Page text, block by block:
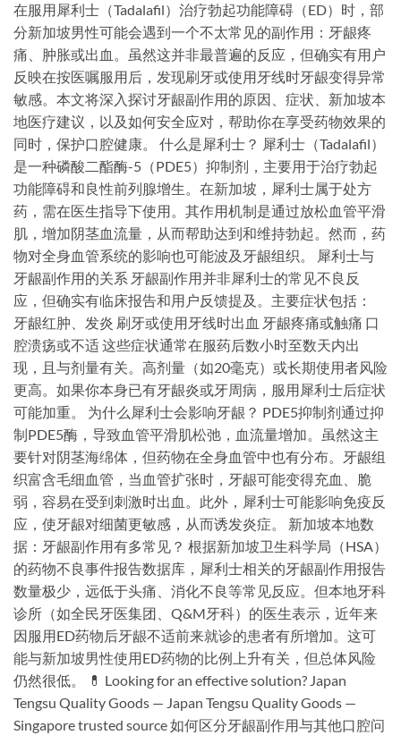
在服用犀利士（Tadalafil）治疗勃起功能障碍（ED）时，部
分新加坡男性可能会遇到一个不太常见的副作用：牙龈疼
痛、肿胀或出血。虽然这并非最普遍的反应，但确实有用户
反映在按医嘱服用后，发现刷牙或使用牙线时牙龈变得异常
敏感。本文将深入探讨牙龈副作用的原因、症状、新加坡本
地医疗建议，以及如何安全应对，帮助你在享受药物效果的
同时，保护口腔健康。 什么是犀利士？ 犀利士（Tadalafil）
是一种磷酸二酯酶-5（PDE5）抑制剂，主要用于治疗勃起
功能障碍和良性前列腺增生。在新加坡，犀利士属于处方
药，需在医生指导下使用。其作用机制是通过放松血管平滑
肌，增加阴茎血流量，从而帮助达到和维持勃起。然而，药
物对全身血管系统的影响也可能波及牙龈组织。 犀利士与
牙龈副作用的关系 牙龈副作用并非犀利士的常见不良反
应，但确实有临床报告和用户反馈提及。主要症状包括：
牙龈红肿、发炎 刷牙或使用牙线时出血 牙龈疼痛或触痛 口
腔溃疡或不适 这些症状通常在服药后数小时至数天内出
现，且与剂量有关。高剂量（如20毫克）或长期使用者风险
更高。如果你本身已有牙龈炎或牙周病，服用犀利士后症状
可能加重。 为什么犀利士会影响牙龈？ PDE5抑制剂通过抑
制PDE5酶，导致血管平滑肌松弛，血流量增加。虽然这主
要针对阴茎海绵体，但药物在全身血管中也有分布。牙龈组
织富含毛细血管，当血管扩张时，牙龈可能变得充血、脆
弱，容易在受到刺激时出血。此外，犀利士可能影响免疫反
应，使牙龈对细菌更敏感，从而诱发炎症。 新加坡本地数
据：牙龈副作用有多常见？ 根据新加坡卫生科学局（HSA）
的药物不良事件报告数据库，犀利士相关的牙龈副作用报告
数量极少，远低于头痛、消化不良等常见反应。但本地牙科
诊所（如全民牙医集团、Q&M牙科）的医生表示，近年来
因服用ED药物后牙龈不适前来就诊的患者有所增加。这可
能与新加坡男性使用ED药物的比例上升有关，但总体风险
仍然很低。 💊 Looking for an effective solution? Japan
Tengsu Quality Goods — Japan Tengsu Quality Goods —
Singapore trusted source 如何区分牙龈副作用与其他口腔问